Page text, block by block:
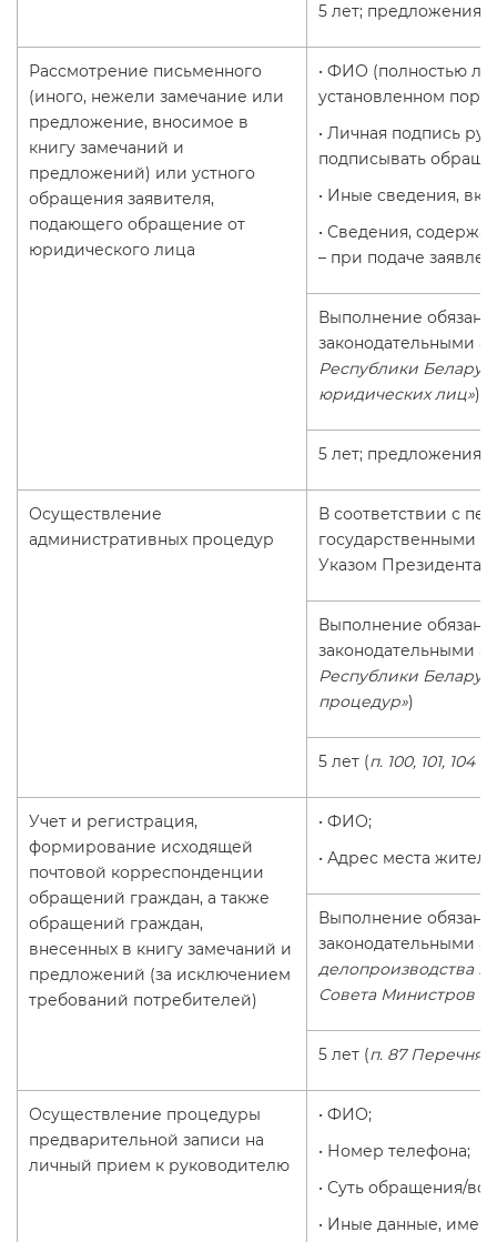
5 лет; предложения
Рассмотрение письменного
(иного, нежели замечание или
предложение, вносимое в
книгу замечаний и
предложений) или устного
обращения заявителя,
подающего обращение от
юридического лица
• ФИО (полностью
установленном
• Личная подпись
подписывать
• Иные сведения,
• Сведения,
– при подаче
Выполнение
законодательными
Республики
юридических лиц»)
5 лет; предложения
Осуществление
административных процедур
В соответствии с
государственными
Указом Президента
Выполнение
законодательными
Республики
процедур»)
5 лет (п. 100, 101, 104
Учет и регистрация,
формирование исходящей
почтовой корреспонденции
обращений граждан, а также
обращений граждан,
внесенных в книгу замечаний и
предложений (за исключением
требований потребителей)
• ФИО;
• Адрес места
Выполнение
законодательными
делопроизводства
Совета Министров
5 лет (п. 87 Перечня
Осуществление процедуры
предварительной записи на
личный прием к руководителю
• ФИО;
• Номер телефона;
• Суть обращения/
• Иные данные,